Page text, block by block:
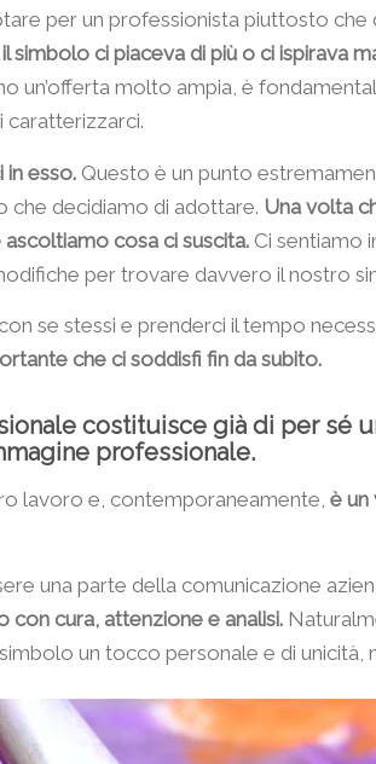
per un professionista piuttosto che
simbolo ci piaceva di più o ci ispirava
un’offerta molto ampia, è
caratterizzarci.
esso. Questo è un punto
che decidiamo di adottare. Una volta
cosa ci suscita. Ci sentiamo
per trovare davvero il nostro
se stessi e prenderci il tempo
che ci soddisfi fin da subito.
costituisce già di per sé
professionale.
lavoro e, contemporaneamente, è un
una parte della comunicazione
con cura, attenzione e analisi.
un tocco personale e di unicità,